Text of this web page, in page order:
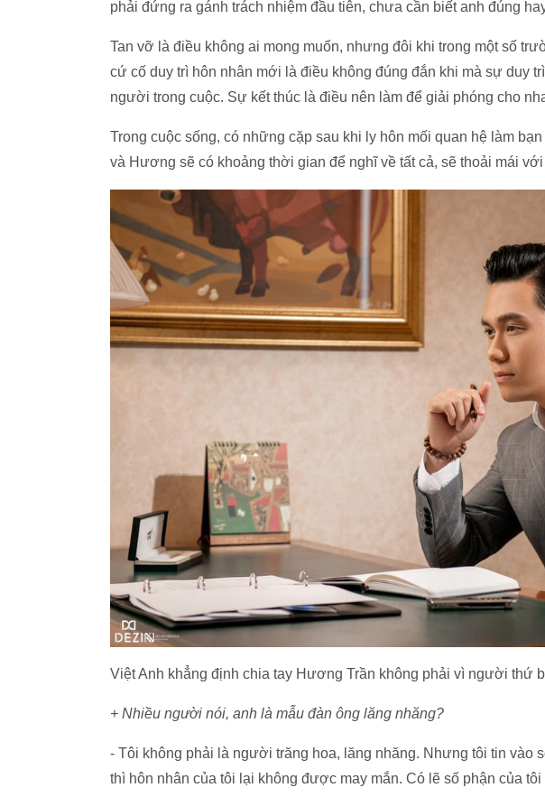
phải đứng ra gánh trách nhiệm đầu tiên, chưa cần biết anh đúng
Tan vỡ là điều không ai mong muốn, nhưng đôi khi trong một số
cứ cố duy trì hôn nhân mới là điều không đúng đắn khi mà sự duy
người trong cuộc. Sự kết thúc là điều nên làm để giải phóng cho
Trong cuộc sống, có những cặp sau khi ly hôn mối quan hệ làm
và Hương sẽ có khoảng thời gian để nghĩ về tất cả, sẽ thoải mái
Việt Anh khẳng định chia tay Hương Trần không phải vì người thứ
+ Nhiều người nói, anh là mẫu đàn ông lăng nhăng?
- Tôi không phải là người trăng hoa, lăng nhăng. Nhưng tôi tin vào
thì hôn nhân của tôi lại không được may mắn. Có lẽ số phận của tôi